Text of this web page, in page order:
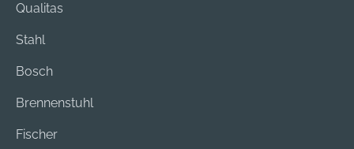
Qualitas
Stahl
Bosch
Brennenstuhl
Fischer